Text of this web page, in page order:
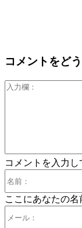
コメントをど
コメントを入力し
ここにあなたの